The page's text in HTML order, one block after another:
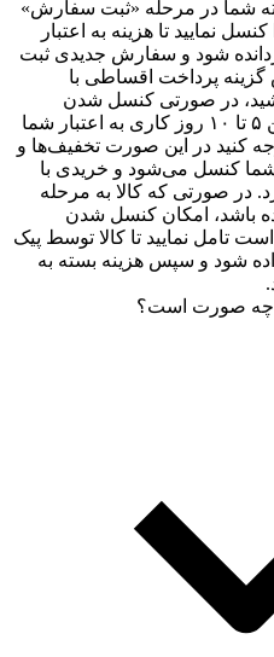
شما در مرحله «ثبت سفارش»
نمایید تا هزینه به اعتبار
شود و سفارش جدیدی ثبت
پرداخت اقساطی با
در صورتی کنسل شدن
سفارش، هزینه پرداختی بین ۵ تا ۱۰ روز کاری به اعتبار شما
کنید در این صورت تخفیف‌ها و
شما کنسل می‌شود و خریدی با
در صورتی که کالا به مرحله
باشد، امکان کنسل شدن
تامل نمایید تا کالا توسط پیک
شود و سپس هزینه بسته به
چه صورت است؟